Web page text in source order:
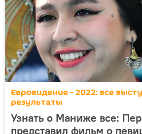
Евровидение - 2022: все
результаты
Узнать о Маниже все:
представил фильм о